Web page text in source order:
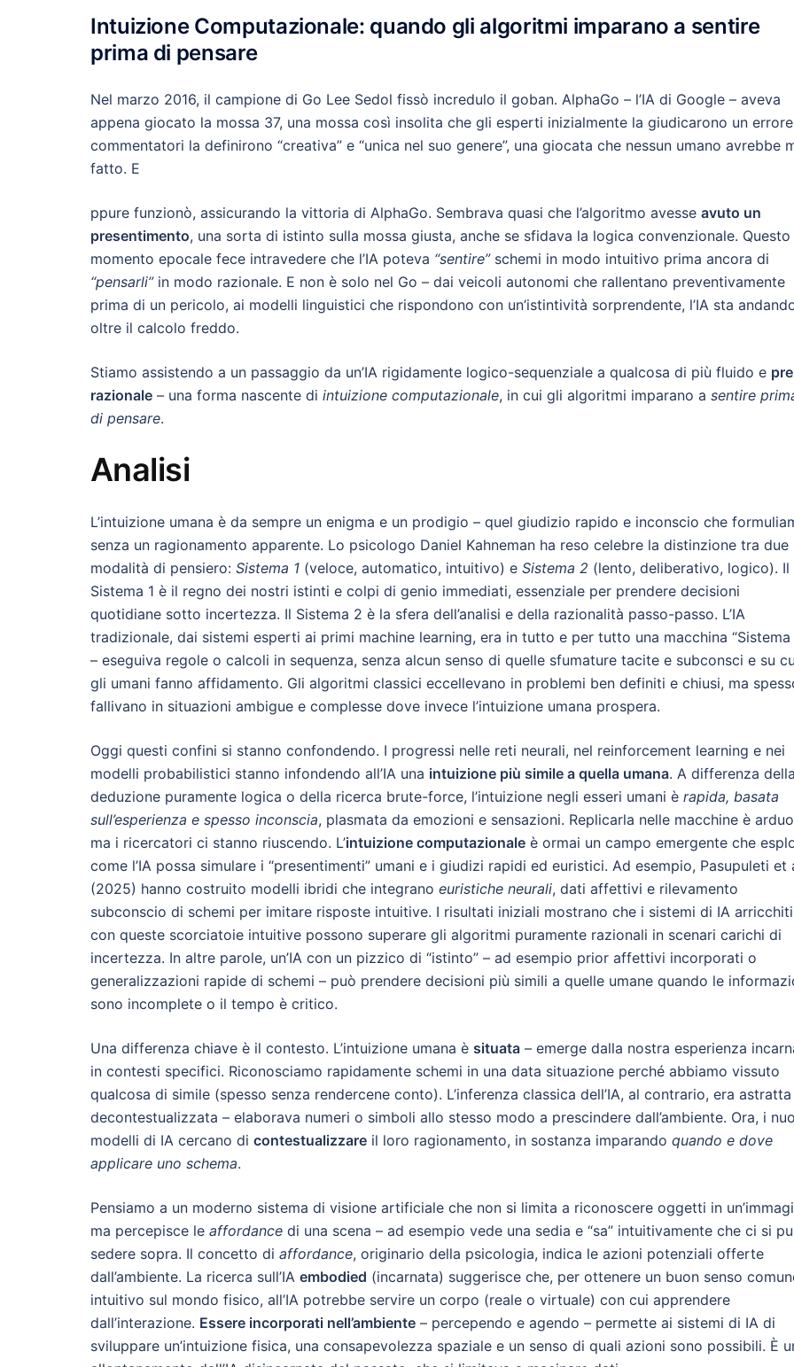
Intuizione Computazionale: quando gli algoritmi imparano a sentire
prima di pensare
Nel marzo 2016, il campione di Go Lee Sedol fissò incredulo il goban. AlphaGo – l’IA di Google – aveva
appena giocato la mossa 37, una mossa così insolita che gli esperti inizialmente la giudicarono un
commentatori la definirono “creativa” e “unica nel suo genere”, una giocata che nessun umano avrebbe
fatto. E
ppure funzionò, assicurando la vittoria di AlphaGo. Sembrava quasi che l’algoritmo avesse avuto un
presentimento, una sorta di istinto sulla mossa giusta, anche se sfidava la logica convenzionale. Questo
momento epocale fece intravedere che l’IA poteva “sentire”schemi in modo intuitivo prima ancora di
“pensarli”in modo razionale. E non è solo nel Go – dai veicoli autonomi che rallentano preventivamente
prima di un pericolo, ai modelli linguistici che rispondono con un’istintività sorprendente, l’IA sta
oltre il calcolo freddo.
Stiamo assistendo a un passaggio da un’IA rigidamente logico-sequenziale a qualcosa di più fluido e
razionale – una forma nascente di intuizione computazionale, in cui gli algoritmi imparano a sentire
di pensare.
Analisi
L’intuizione umana è da sempre un enigma e un prodigio – quel giudizio rapido e inconscio che
senza un ragionamento apparente. Lo psicologo Daniel Kahneman ha reso celebre la distinzione tra due
modalità di pensiero: Sistema 1 (veloce, automatico, intuitivo) e Sistema 2 (lento, deliberativo, logico). Il
Sistema 1 è il regno dei nostri istinti e colpi di genio immediati, essenziale per prendere decisioni
quotidiane sotto incertezza. Il Sistema 2 è la sfera dell’analisi e della razionalità passo-passo. L’IA
tradizionale, dai sistemi esperti ai primi machine learning, era in tutto e per tutto una macchina “Sistema
– eseguiva regole o calcoli in sequenza, senza alcun senso di quelle sfumature tacite e subconsci e su
gli umani fanno affidamento. Gli algoritmi classici eccellevano in problemi ben definiti e chiusi, ma
fallivano in situazioni ambigue e complesse dove invece l’intuizione umana prospera.
Oggi questi confini si stanno confondendo. I progressi nelle reti neurali, nel reinforcement learning e nei
modelli probabilistici stanno infondendo all’IA una intuizione più simile a quella umana. A differenza della
deduzione puramente logica o della ricerca brute-force, l’intuizione negli esseri umani è rapida, basata
sull’esperienza e spesso inconscia, plasmata da emozioni e sensazioni. Replicarla nelle macchine è
ma i ricercatori ci stanno riuscendo. L’intuizione computazionale è ormai un campo emergente che
come l’IA possa simulare i “presentimenti” umani e i giudizi rapidi ed euristici. Ad esempio, Pasupuleti et
(2025) hanno costruito modelli ibridi che integrano euristiche neurali, dati affettivi e rilevamento
subconscio di schemi per imitare risposte intuitive. I risultati iniziali mostrano che i sistemi di IA arricchiti
con queste scorciatoie intuitive possono superare gli algoritmi puramente razionali in scenari carichi di
incertezza. In altre parole, un’IA con un pizzico di “istinto” – ad esempio prior affettivi incorporati o
generalizzazioni rapide di schemi – può prendere decisioni più simili a quelle umane quando le
sono incomplete o il tempo è critico.
Una differenza chiave è il contesto. L’intuizione umana è situata – emerge dalla nostra esperienza
in contesti specifici. Riconosciamo rapidamente schemi in una data situazione perché abbiamo vissuto
qualcosa di simile (spesso senza rendercene conto). L’inferenza classica dell’IA, al contrario, era
decontestualizzata – elaborava numeri o simboli allo stesso modo a prescindere dall’ambiente. Ora, i
modelli di IA cercano di contestualizzare il loro ragionamento, in sostanza imparando quando e dove
applicare uno schema.
Pensiamo a un moderno sistema di visione artificiale che non si limita a riconoscere oggetti in
ma percepisce le affordance di una scena – ad esempio vede una sedia e “sa” intuitivamente che ci si
sedere sopra. Il concetto di affordance, originario della psicologia, indica le azioni potenziali offerte
dall’ambiente. La ricerca sull’IA embodied (incarnata) suggerisce che, per ottenere un buon senso
intuitivo sul mondo fisico, all’IA potrebbe servire un corpo (reale o virtuale) con cui apprendere
dall’interazione. Essere incorporati nell’ambiente – percependo e agendo – permette ai sistemi di IA di
sviluppare un’intuizione fisica, una consapevolezza spaziale e un senso di quali azioni sono possibili. È